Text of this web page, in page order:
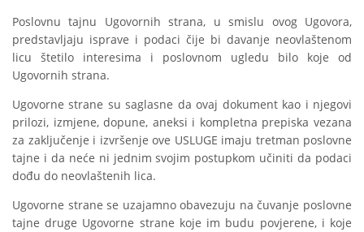
Poslovnu tajnu Ugovornih strana, u smislu ovog Ugovora,
predstavljaju isprave i podaci čije bi davanje neovlaštenom
licu štetilo interesima i poslovnom ugledu bilo koje od
Ugovornih strana.
Ugovorne strane su saglasne da ovaj dokument kao i njegovi
prilozi, izmjene, dopune, aneksi i kompletna prepiska vezana
za zaključenje i izvršenje ove USLUGE imaju tretman poslovne
tajne i da neće ni jednim svojim postupkom učiniti da podaci
dođu do neovlaštenih lica.
Ugovorne strane se uzajamno obavezuju na čuvanje poslovne
tajne druge Ugovorne strane koje im budu povjerene, i koje